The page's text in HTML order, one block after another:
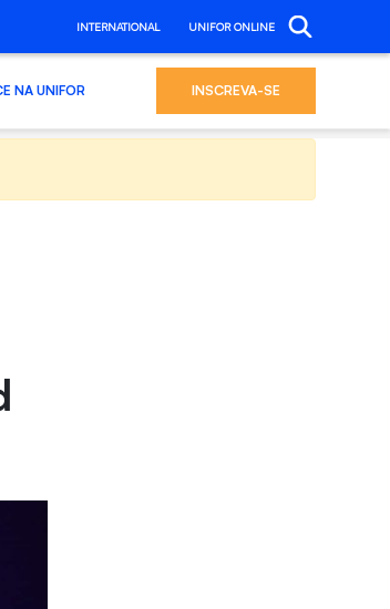
INTERNATIONAL UNIFOR ONLINE
NA UNIFOR INSCREVA-SE